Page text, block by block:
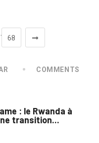
68
COMMENTS
: le Rwanda à
transition...